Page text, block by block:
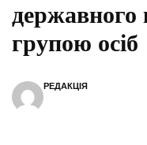
групою осіб
РЕДАКЦІЯ